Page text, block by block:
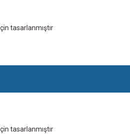
tasarlanmıştır
tasarlanmıştır